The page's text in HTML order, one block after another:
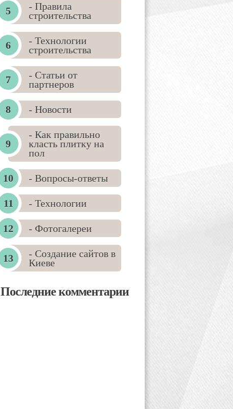
- Правила
строительства
- Технологии
строительства
- Статьи от
партнеров
- Новости
- Как правильно
класть плитку на
пол
- Вопросы-ответы
- Технологии
- Фотогалереи
- Создание сайтов в
Киеве
Последние комментарии